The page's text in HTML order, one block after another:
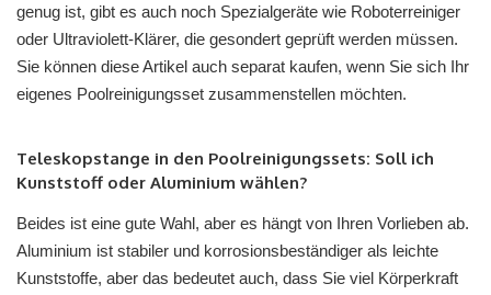
genug ist, gibt es auch noch Spezialgeräte wie Roboterreiniger
oder Ultraviolett-Klärer, die gesondert geprüft werden müssen.
Sie können diese Artikel auch separat kaufen, wenn Sie sich Ihr
eigenes Poolreinigungsset zusammenstellen möchten.
Teleskopstange in den Poolreinigungssets: Soll ich
Kunststoff oder Aluminium wählen?
Beides ist eine gute Wahl, aber es hängt von Ihren Vorlieben ab.
Aluminium ist stabiler und korrosionsbeständiger als leichte
Kunststoffe, aber das bedeutet auch, dass Sie viel Körperkraft